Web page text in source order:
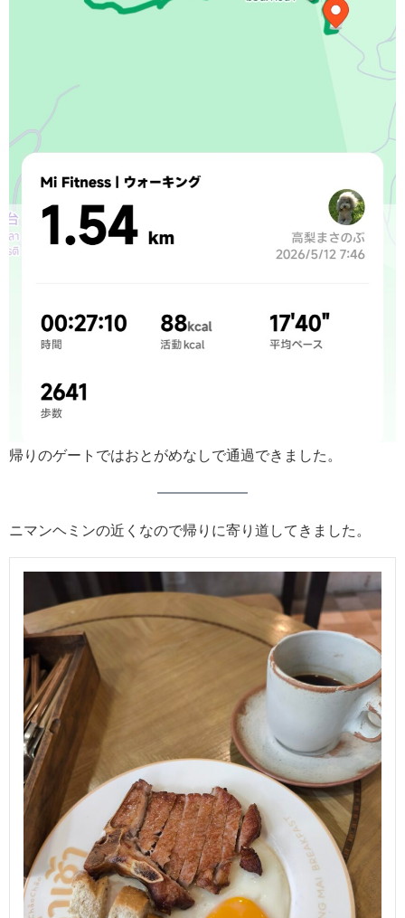
帰りのゲートではおとがめなしで通過できました。
ニマンヘミンの近くなので帰りに寄り道してきました。